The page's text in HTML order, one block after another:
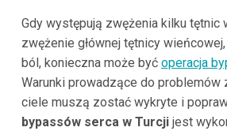
Gdy występują zwężenia kilku tętnic
zwężenie głównej tętnicy
ból, konieczna może być operacja
Warunki prowadzące do problemów
ciele muszą zostać wykryte i
bypassów serca w Turcjijest